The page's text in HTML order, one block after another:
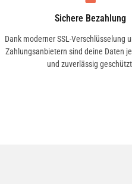
Sichere Bezahlung
Dank moderner SSL-Verschlüsselung
Zahlungsanbietern sind deine Daten
und zuverlässig